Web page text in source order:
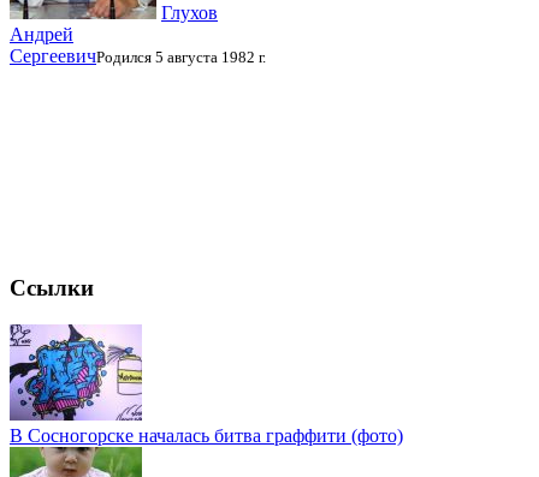
Глухов
Андрей
СергеевичРодился 5 августа 1982 г.
Ссылки
В Сосногорске началась битва граффити (фото)